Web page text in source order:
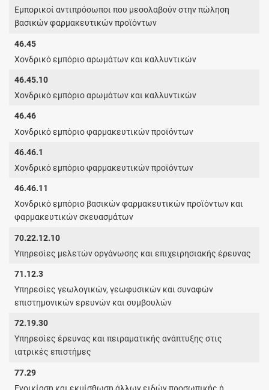
Εμπορικοί αντιπρόσωποι που μεσολαβούν στην πώληση
βασικών φαρμακευτικών προϊόντων
46.45
Χονδρικό εμπόριο αρωμάτων και καλλυντικών
46.45.10
Χονδρικό εμπόριο αρωμάτων και καλλυντικών
46.46
Χονδρικό εμπόριο φαρμακευτικών προϊόντων
46.46.1
Χονδρικό εμπόριο φαρμακευτικών προϊόντων
46.46.11
Χονδρικό εμπόριο βασικών φαρμακευτικών προϊόντων και
φαρμακευτικών σκευασμάτων
70.22.12.10
Υπηρεσίες μελετών οργάνωσης και επιχειρησιακής έρευνας
71.12.3
Υπηρεσίες γεωλογικών, γεωφυσικών και συναφών
επιστημονικών ερευνών και συμβουλών
72.19.30
Υπηρεσίες έρευνας και πειραματικής ανάπτυξης στις
ιατρικές επιστήμες
77.29